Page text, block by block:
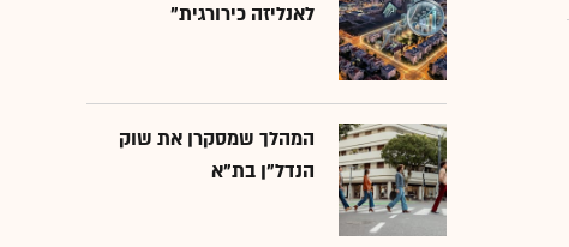
לאנליזה כירורגית"
המהלך שמסקרן את שוק
הנדל"ן בת"א